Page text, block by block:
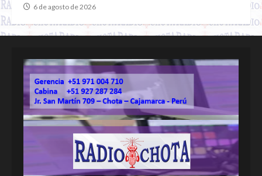
6 de agosto de 2026